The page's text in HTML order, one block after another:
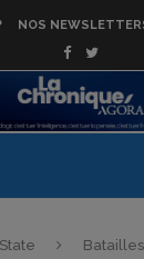
NOS